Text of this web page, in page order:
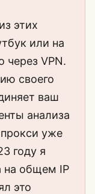
этих
или на
через VPN.
своего
ваш
анализа
уже
году я
на общем IP
это